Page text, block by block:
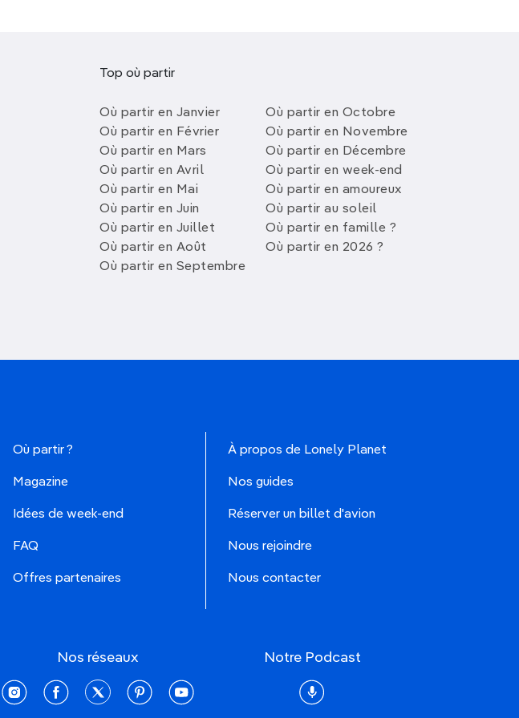
Top où partir
Où partir en Janvier
Où partir en Février
Où partir en Mars
Où partir en Avril
Où partir en Mai
Où partir en Juin
Où partir en Juillet
Où partir en Août
Où partir en Septembre
Où partir en Octobre
Où partir en Novembre
Où partir en Décembre
Où partir en week-end
Où partir en amoureux
Où partir au soleil
Où partir en famille ?
Où partir en 2026 ?
Où partir ?
Magazine
Idées de week-end
FAQ
Offres partenaires
À propos de Lonely Planet
Nos guides
Réserver un billet d'avion
Nous rejoindre
Nous contacter
Nos réseaux
instagramfacebooktwitter pinterestyoutube
Notre Podcast
Podcast